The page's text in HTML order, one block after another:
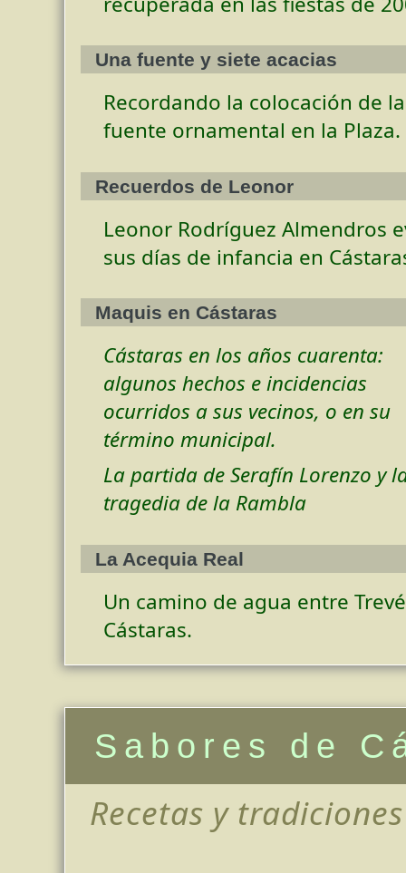
Una fuente y siete acacias
Recordando la colocación de la
fuente ornamental en la Plaza.
Recuerdos de Leonor
Leonor Rodríguez Almendros
sus días de infancia en
Maquis en Cástaras
Cástaras en los años cuarenta:
algunos hechos e incidencias
ocurridos a sus vecinos, o en su
término municipal.
La partida de Serafín Lorenzo y
tragedia de la Rambla
La Acequia Real
Un camino de agua entre
Cástaras.
Sabores de
Recetas y